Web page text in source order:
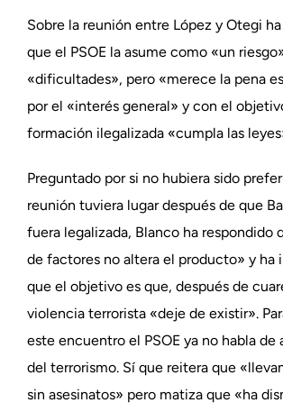
Sobre la reunión entre López y Otegi
que el PSOE la asume como «un
«dificultades», pero «merece la pena
por el «interés general» y con el
formación ilegalizada «cumpla las
Preguntado por si no hubiera sido
reunión tuviera lugar después de que
fuera legalizada, Blanco ha respondido
de factores no altera el producto» y ha
que el objetivo es que, después de
violencia terrorista «deje de existir».
este encuentro el PSOE ya no habla de
del terrorismo. Sí que reitera que
sin asesinatos» pero matiza que «ha